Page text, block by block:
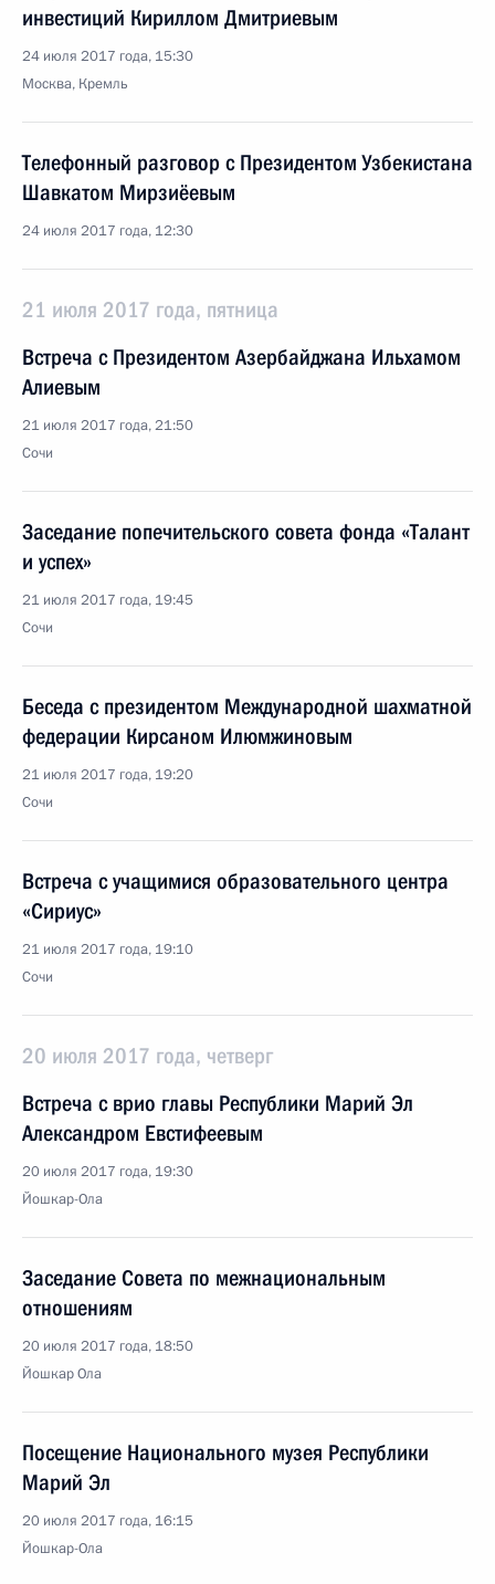
инвестиций Кириллом Дмитриевым
24 июля 2017 года, 15:30
Москва, Кремль
Телефонный разговор с Президентом Узбекистана
Шавкатом Мирзиёевым
24 июля 2017 года, 12:30
21 июля 2017 года, пятница
Встреча с Президентом Азербайджана Ильхамом
Алиевым
21 июля 2017 года, 21:50
Сочи
Заседание попечительского совета фонда «Талант
и успех»
21 июля 2017 года, 19:45
Сочи
Беседа с президентом Международной шахматной
федерации Кирсаном Илюмжиновым
21 июля 2017 года, 19:20
Сочи
Встреча с учащимися образовательного центра
«Сириус»
21 июля 2017 года, 19:10
Сочи
20 июля 2017 года, четверг
Встреча с врио главы Республики Марий Эл
Александром Евстифеевым
20 июля 2017 года, 19:30
Йошкар-Ола
Заседание Совета по межнациональным
отношениям
20 июля 2017 года, 18:50
Йошкар Ола
Посещение Национального музея Республики
Марий Эл
20 июля 2017 года, 16:15
Йошкар-Ола